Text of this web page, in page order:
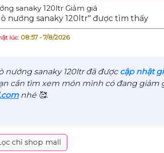
sanaky 120ltr Giảm giá
nướng sanaky 120ltr" được tìm thấy
lúc: 08:57 - 7/8/2026
nướng sanaky 120ltr đã được cập nhật
cần tìm xem món mình có đang giảm
nhé 🥰.
chỉ shop mall